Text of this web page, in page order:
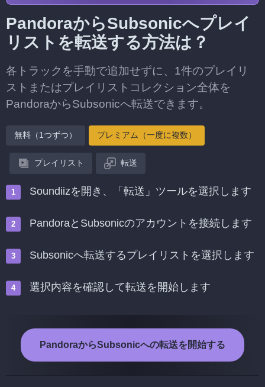
PandoraからSubsonicへプレイ
リストを転送する方法は？
各トラックを手動で追加せずに、1件のプレイリ
ストまたはプレイリストコレクション全体を
PandoraからSubsonicへ転送できます。
無料（1つずつ） プレミアム（一度に複数）
プレイリスト 転送
Soundiizを開き、「転送」ツールを選択します
PandoraとSubsonicのアカウントを接続します
Subsonicへ転送するプレイリストを選択します
選択内容を確認して転送を開始します
PandoraからSubsonicへの転送を開始する